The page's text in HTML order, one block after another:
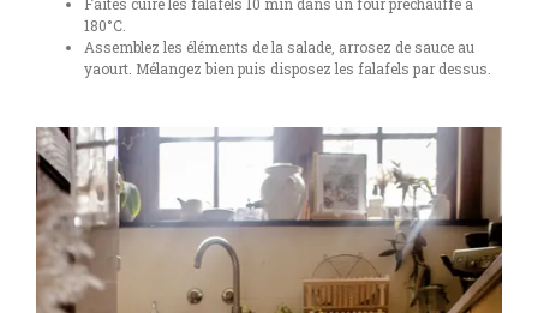
180°C.
Assemblez les éléments de la salade, arrosez de sauce au
yaourt. Mélangez bien puis disposez les falafels par dessus.